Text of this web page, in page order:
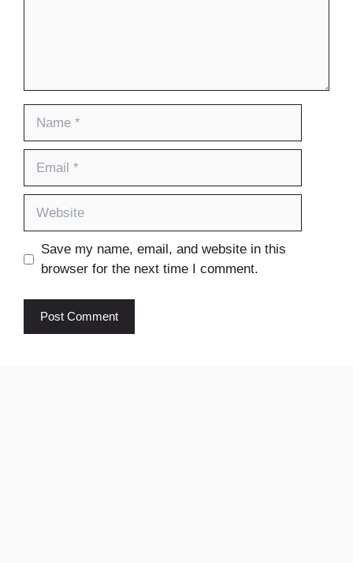
Save my name, email, and website in this
browser for the next time I comment.